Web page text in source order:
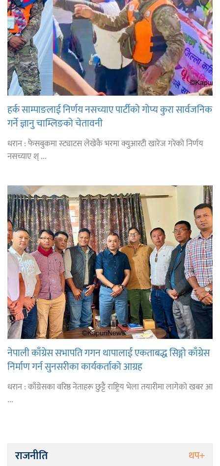
हर्क साम्पाङलाई निर्णय नसच्याए पार्टीको गोप्य कुरा सार्वजनिक
गर्ने ज्ञानु चाम्लिङको चेतावनी
धरान : फेसबुकमा स्ट्याटस लेखेकै भरमा क्युआरटी खारेज गरेको निर्णय
नसच्याए श् ...
नेपाली काँग्रेस सभापति गगन थापालाई एकताबद्ध सिङ्गो काँग्रेस
निर्माण गर्न सुनसरीका कार्यकर्ताको आग्रह
धरान : काँग्रेसका वरिष्ठ नेताहरू छुट्टै राष्ट्रिय भेला तयारीमा लागेको खबर आ
...
राजनीति थप+